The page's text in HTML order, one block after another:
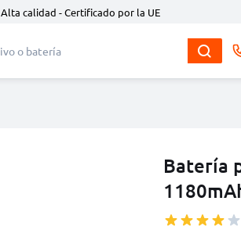
Alta calidad - Certificado por la UE
Batería